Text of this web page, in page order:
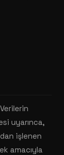
uyarınca,
işlenen
amacıyla